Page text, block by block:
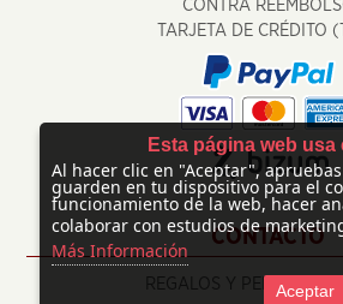
CONTRA
TARJETA DE CRÉDITO
CONTACTO
REGALOS Y
Esta página web usa
Al hacer clic en "Aceptar",
guarden en tu dispositivo para el
funcionamiento de la web, hacer
colaborar con estudios de
Más Información
Aceptar